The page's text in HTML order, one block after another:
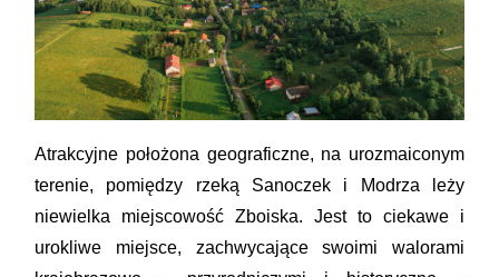
Atrakcyjne położona geograficzne, na urozmaiconym
terenie, pomiędzy rzeką Sanoczek i Modrza leży
niewielka miejscowość Zboiska. Jest to ciekawe i
urokliwe miejsce, zachwycające swoimi walorami